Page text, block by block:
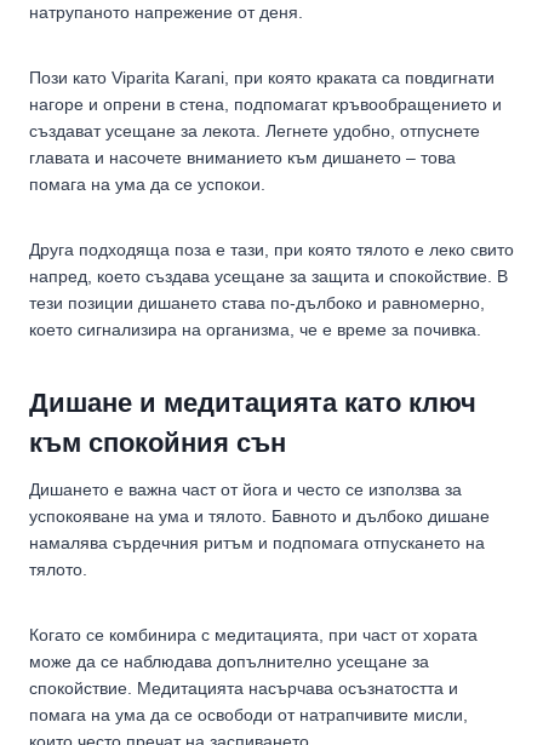
натрупаното напрежение от деня.
Пози като Viparita Karani, при която краката са повдигнати
нагоре и опрени в стена, подпомагат кръвообращението и
създават усещане за лекота. Легнете удобно, отпуснете
главата и насочете вниманието към дишането – това
помага на ума да се успокои.
Друга подходяща поза е тази, при която тялото е леко свито
напред, което създава усещане за защита и спокойствие. В
тези позиции дишането става по-дълбоко и равномерно,
което сигнализира на организма, че е време за почивка.
Дишане и медитацията като ключ
към спокойния сън
Дишането е важна част от йога и често се използва за
успокояване на ума и тялото. Бавното и дълбоко дишане
намалява сърдечния ритъм и подпомага отпускането на
тялото.
Когато се комбинира с медитацията, при част от хората
може да се наблюдава допълнително усещане за
спокойствие. Медитацията насърчава осъзнатостта и
помага на ума да се освободи от натрапчивите мисли,